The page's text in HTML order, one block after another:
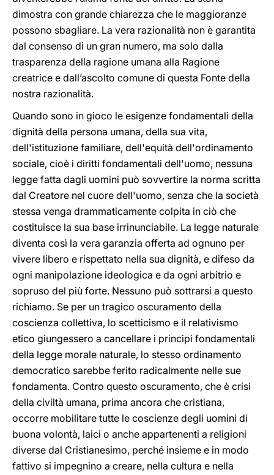
dimostra con grande chiarezza che le maggioranze
possono sbagliare. La vera razionalità non è garantita
dal consenso di un gran numero, ma solo dalla
trasparenza della ragione umana alla Ragione
creatrice e dall’ascolto comune di questa Fonte della
nostra razionalità.
Quando sono in gioco le esigenze fondamentali della
dignità della persona umana, della sua vita,
dell'istituzione familiare, dell'equità dell'ordinamento
sociale, cioè i diritti fondamentali dell'uomo, nessuna
legge fatta dagli uomini può sovvertire la norma scritta
dal Creatore nel cuore dell'uomo, senza che la società
stessa venga drammaticamente colpita in ciò che
costituisce la sua base irrinunciabile. La legge naturale
diventa così la vera garanzia offerta ad ognuno per
vivere libero e rispettato nella sua dignità, e difeso da
ogni manipolazione ideologica e da ogni arbitrio e
sopruso del più forte. Nessuno può sottrarsi a questo
richiamo. Se per un tragico oscuramento della
coscienza collettiva, lo scetticismo e il relativismo
etico giungessero a cancellare i principi fondamentali
della legge morale naturale, lo stesso ordinamento
democratico sarebbe ferito radicalmente nelle sue
fondamenta. Contro questo oscuramento, che è crisi
della civiltà umana, prima ancora che cristiana,
occorre mobilitare tutte le coscienze degli uomini di
buona volontà, laici o anche appartenenti a religioni
diverse dal Cristianesimo, perché insieme e in modo
fattivo si impegnino a creare, nella cultura e nella